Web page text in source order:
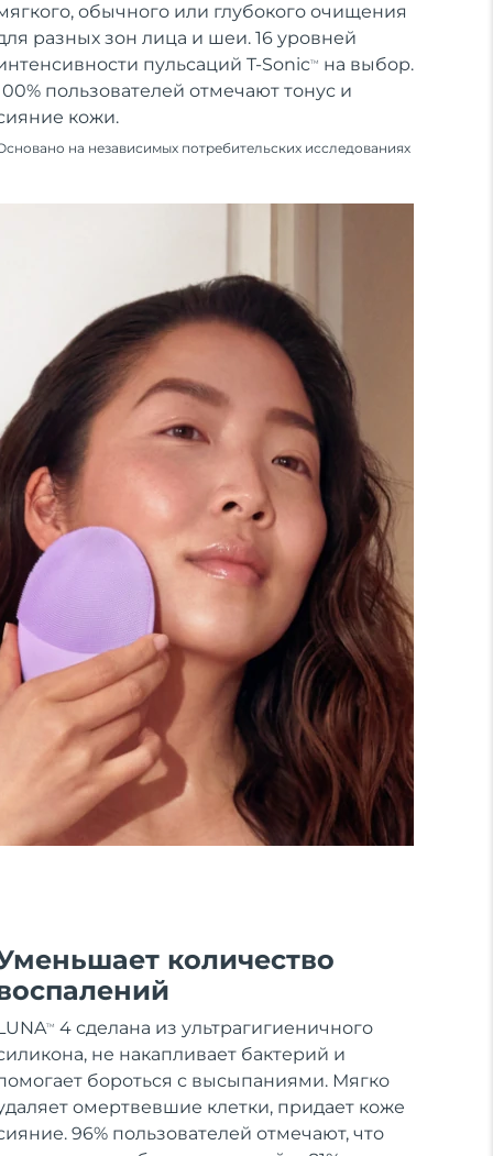
обычного или глубокого очищения
разных зон лица и шеи. 16 уровней
пульсаций T-SonicTM
на выбор.
пользователей отмечают тонус и
кожи.
на независимых потребительских исследованиях
количество
TM
4 сделана из ультрагигиеничного
не накапливает бактерий и
бороться с высыпаниями. Мягко
омертвевшие клетки, придает коже
96% пользователей отмечают, что